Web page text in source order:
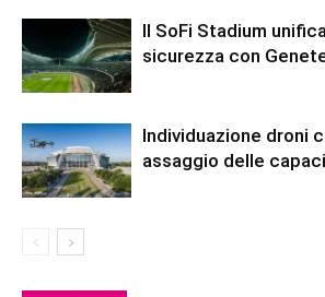
Il SoFi Stadium
sicurezza con
Individuazione droni
assaggio delle